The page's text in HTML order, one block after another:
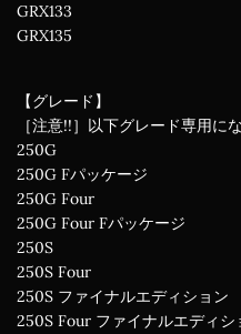
GRX133
GRX135
【グレード】
［注意!!］以下グレード専用に
250G
250G Fパッケージ
250G Four
250G Four Fパッケージ
250S
250S Four
250S ファイナルエディション
250S Four ファイナルエディシ